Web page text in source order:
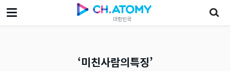
대한민국
미친사람의특징